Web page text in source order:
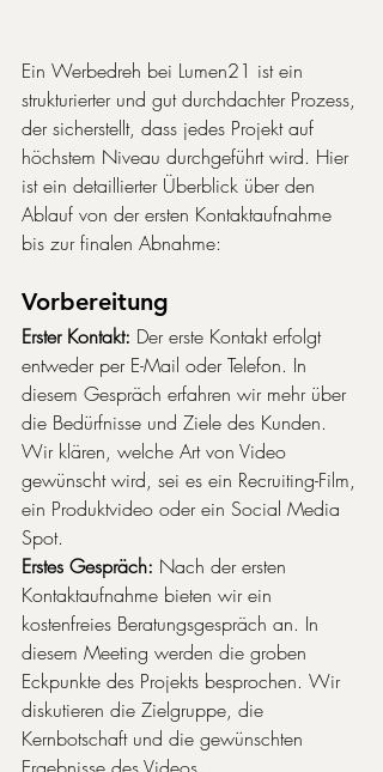
Ein Werbedreh bei Lumen21 ist ein
strukturierter und gut durchdachter Prozess,
der sicherstellt, dass jedes Projekt auf
höchstem Niveau durchgeführt wird. Hier
ist ein detaillierter Überblick über den
Ablauf von der ersten Kontaktaufnahme
bis zur finalen Abnahme:
Vorbereitung
Erster Kontakt: Der erste Kontakt erfolgt
entweder per E-Mail oder Telefon. In
diesem Gespräch erfahren wir mehr über
die Bedürfnisse und Ziele des Kunden.
Wir klären, welche Art von Video
gewünscht wird, sei es ein Recruiting-Film,
ein Produktvideo oder ein Social Media
Spot.
Erstes Gespräch: Nach der ersten
Kontaktaufnahme bieten wir ein
kostenfreies Beratungsgespräch an. In
diesem Meeting werden die groben
Eckpunkte des Projekts besprochen. Wir
diskutieren die Zielgruppe, die
Kernbotschaft und die gewünschten